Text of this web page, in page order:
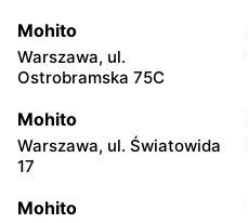
Mohito
Warszawa, ul.
Ostrobramska 75C
Mohito
Warszawa, ul. Światowida
17
Mohito